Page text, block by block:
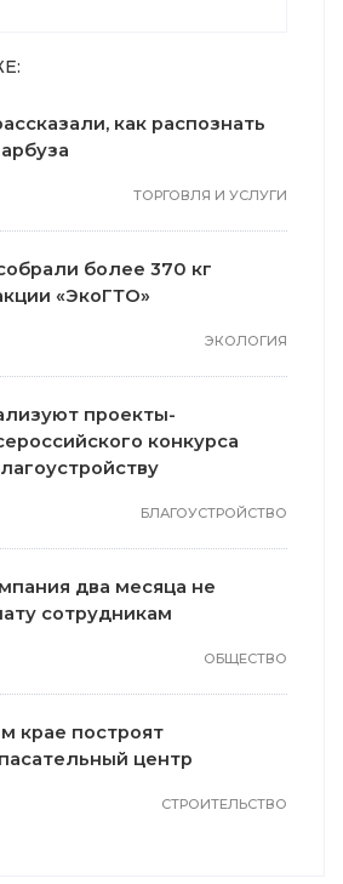
как распознать
ТОРГОВЛЯ И УСЛУГИ
более 370 кг
«ЭкоГТО»
ЭКОЛОГИЯ
проекты-
конкурса
БЛАГОУСТРОЙСТВО
два месяца не
сотрудникам
ОБЩЕСТВО
крае построят
центр
СТРОИТЕЛЬСТВО